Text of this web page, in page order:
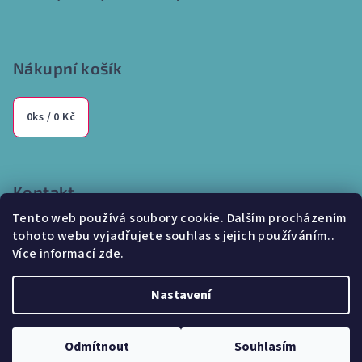
Tento web používá soubory cookie. Dalším procházením
tohoto webu vyjadřujete souhlas s jejich používáním..
Více informacízde.
Nastavení
Odmítnout Souhlasím
Nákupní košík
0ks / 0 Kč
Kontakt
info @internetparfem.cz
603 100 829
Internetparfem.cz